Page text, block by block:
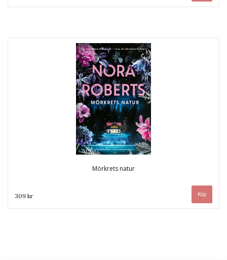
Mörkrets natur
309 kr